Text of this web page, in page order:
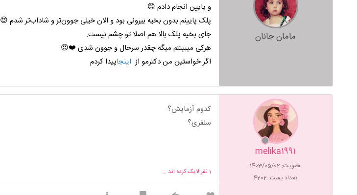
مامان جانان
و پایین انجام دادم 😊
پلک پایینم بدون بخیه بیرونی بود و الان خیلی جوون‌تر و شاداب‌تر شدم 😍
جای بخیه پلک بالا هم اصلا تو چشم نیست.
هرکی میبینتم میگه چقدر سرحال و جوون شدی ❤️😍
اگر خواستین من دکترمو از
پیدا کردم
melika1991
عضویت: 1403/05/02
تعداد پست: 4202
کدوم آزمایش؟
سلفری؟
1نفر لایک کرده اند ...